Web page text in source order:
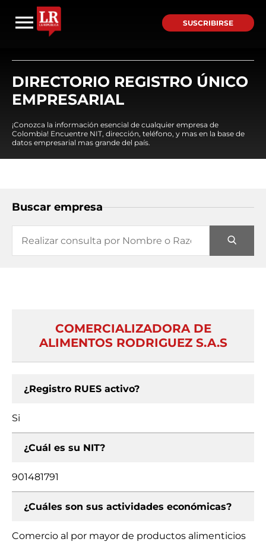
SUSCRIBIRSE
DIRECTORIO REGISTRO ÚNICO
EMPRESARIAL
¡Conozca la información esencial de cualquier empresa de
Colombia! Encuentre NIT, dirección, teléfono, y mas en la base de
datos empresarial mas grande del país.
Buscar empresa
COMERCIALIZADORA DE
ALIMENTOS RODRIGUEZ S.A.S
¿Registro RUES activo?
Si
¿Cuál es su NIT?
901481791
¿Cuáles son sus actividades económicas?
Comercio al por mayor de productos alimenticios